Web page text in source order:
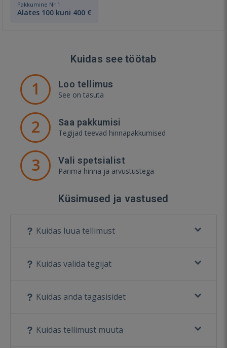
Pakkumine Nr 1
Alates 100 kuni 400 €
Kuidas see töötab
1 Loo tellimus
See on tasuta
2 Saa pakkumisi
Tegijad teevad hinnapakkumised
3 Vali spetsialist
Parima hinna ja arvustustega
Küsimused ja vastused
Kuidas luua tellimust
Kuidas valida tegijat
Kuidas anda tagasisidet
Kuidas tellimust muuta